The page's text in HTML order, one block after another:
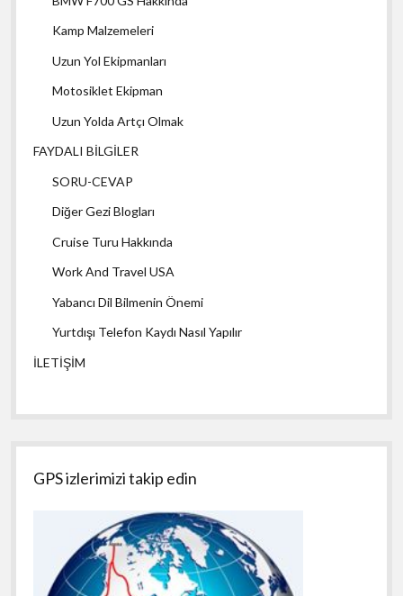
Kamp Malzemeleri
Uzun Yol Ekipmanları
Motosiklet Ekipman
Uzun Yolda Artçı Olmak
FAYDALI BİLGİLER
SORU-CEVAP
Diğer Gezi Blogları
Cruise Turu Hakkında
Work And Travel USA
Yabancı Dil Bilmenin Önemi
Yurtdışı Telefon Kaydı Nasıl Yapılır
İLETİŞİM
GPS izlerimizi takip edin